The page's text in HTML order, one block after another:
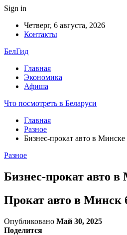
Sign in
Четверг, 6 августа, 2026
Контакты
БелГид
Главная
Экономика
Афиша
Что посмотреть в Беларуси
Главная
Разное
Бизнес-прокат авто в Минске
Разное
Бизнес-прокат авто в
Прокат авто в Минск
Опубликовано Май 30, 2025
Поделится